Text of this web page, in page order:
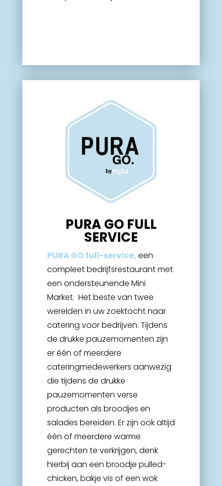
PURA GO FULL
SERVICE
PURA GO full-service, een
compleet bedrijfsrestaurant met
een ondersteunende Mini
Market. Het beste van twee
werelden in uw zoektocht naar
catering voor bedrijven. Tijdens
de drukke pauzemomenten zijn
er één of meerdere
cateringmedewerkers aanwezig
die tijdens de drukke
pauzemomenten verse
producten als broodjes en
salades bereiden. Er zijn ook altijd
één of meerdere warme
gerechten te verkrijgen, denk
hierbij aan een broodje pulled-
chicken, bakje vis of een wok